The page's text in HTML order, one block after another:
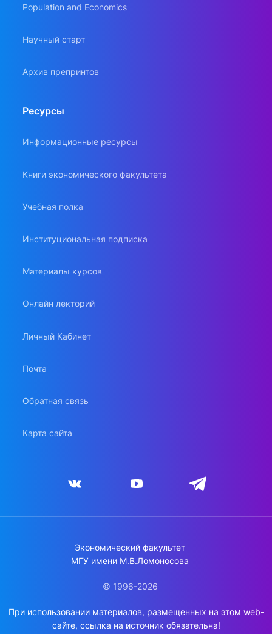
Population and Economics
Научный старт
Архив препринтов
Ресурсы
Информационные ресурсы
Книги экономического факультета
Учебная полка
Институциональная подписка
Материалы курсов
Онлайн лекторий
Личный Кабинет
Почта
Обратная связь
Карта сайта
Экономический факультет
МГУ имени М.В.Ломоносова
© 1996-2026
При использовании материалов, размещенных на этом web-
сайте, ссылка на источник обязательна!